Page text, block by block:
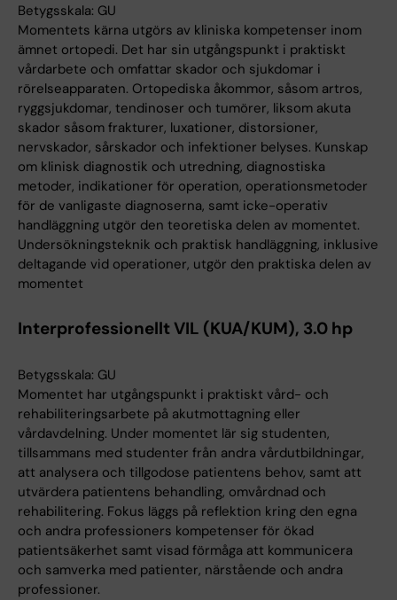
Betygsskala: GU
Momentets kärna utgörs av kliniska kompetenser inom
ämnet ortopedi. Det har sin utgångspunkt i praktiskt
vårdarbete och omfattar skador och sjukdomar i
rörelseapparaten. Ortopediska åkommor, såsom artros,
ryggsjukdomar, tendinoser och tumörer, liksom akuta
skador såsom frakturer, luxationer, distorsioner,
nervskador, sårskador och infektioner belyses. Kunskap
om klinisk diagnostik och utredning, diagnostiska
metoder, indikationer för operation, operationsmetoder
för de vanligaste diagnoserna, samt icke-operativ
handläggning utgör den teoretiska delen av momentet.
Undersökningsteknik och praktisk handläggning, inklusive
deltagande vid operationer, utgör den praktiska delen av
momentet
Interprofessionellt VIL (KUA/KUM), 3.0 hp
Betygsskala: GU
Momentet har utgångspunkt i praktiskt vård- och
rehabiliteringsarbete på akutmottagning eller
vårdavdelning. Under momentet lär sig studenten,
tillsammans med studenter från andra vårdutbildningar,
att analysera och tillgodose patientens behov, samt att
utvärdera patientens behandling, omvårdnad och
rehabilitering. Fokus läggs på reflektion kring den egna
och andra professioners kompetenser för ökad
patientsäkerhet samt visad förmåga att kommunicera
och samverka med patienter, närstående och andra
professioner.